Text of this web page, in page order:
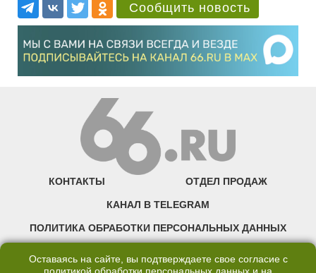
Сообщить новость
КОНТАКТЫ ОТДЕЛ ПРОДАЖ
КАНАЛ В TELEGRAM
ПОЛИТИКА ОБРАБОТКИ ПЕРСОНАЛЬНЫХ ДАННЫХ
Оставаясь на сайте, вы подтверждаете свое согласие с